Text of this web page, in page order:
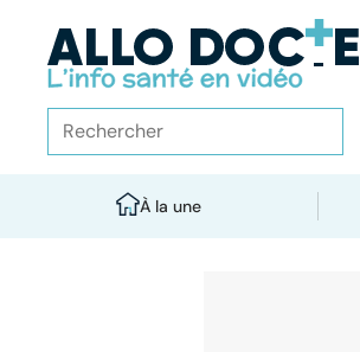
À la une